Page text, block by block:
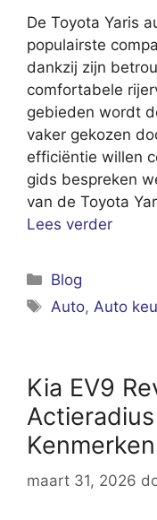
De Toyota Yaris
populairste
dankzij zijn
comfortabele
gebieden wordt
vaker gekozen
efficiëntie willen
gids bespreken
van de Toyota
Lees verder
Categorieën
Blog
Tags
Auto, Auto
Kia EV9
Kenmerken
maart 31, 2026